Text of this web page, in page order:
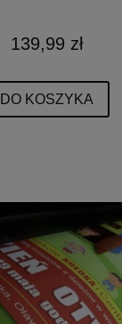
139,99 zł
DO KOSZYKA